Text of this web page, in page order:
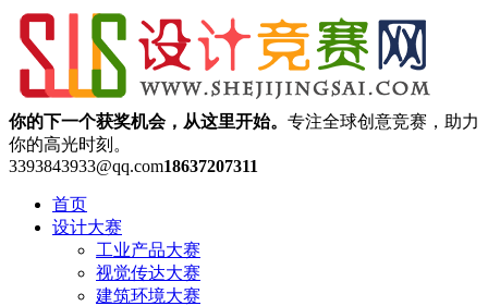
你的下一个获奖机会，从这里开始。 专注全球创意竞赛，助力
你的高光时刻。
3393843933@qq.com18637207311
首页
设计大赛
工业产品大赛
视觉传达大赛
建筑环境大赛